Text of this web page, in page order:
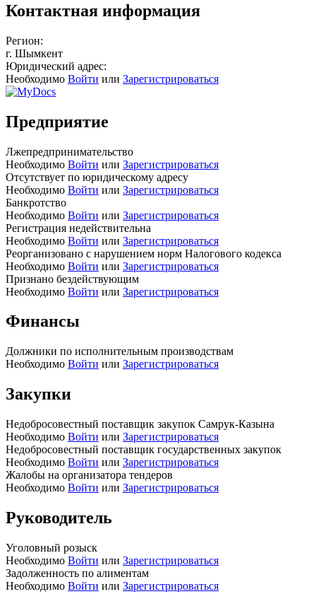
Контактная информация
Регион:
г. Шымкент
Юридический адрес:
Необходимо Войти или Зарегистрироваться
Предприятие
Лжепредпринимательство
Необходимо Войти или Зарегистрироваться
Отсутствует по юридическому адресу
Необходимо Войти или Зарегистрироваться
Банкротство
Необходимо Войти или Зарегистрироваться
Регистрация недействительна
Необходимо Войти или Зарегистрироваться
Реорганизовано с нарушением норм Налогового кодекса
Необходимо Войти или Зарегистрироваться
Признано бездействующим
Необходимо Войти или Зарегистрироваться
Финансы
Должники по исполнительным производствам
Необходимо Войти или Зарегистрироваться
Закупки
Недобросовестный поставщик закупок Самрук-Казына
Необходимо Войти или Зарегистрироваться
Недобросовестный поставщик государственных закупок
Необходимо Войти или Зарегистрироваться
Жалобы на организатора тендеров
Необходимо Войти или Зарегистрироваться
Руководитель
Уголовный розыск
Необходимо Войти или Зарегистрироваться
Задолженность по алиментам
Необходимо Войти или Зарегистрироваться